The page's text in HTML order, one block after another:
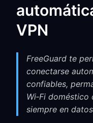
VPN
FreeGuard te
conectarse
confiables,
Wi‑Fi
siempre en